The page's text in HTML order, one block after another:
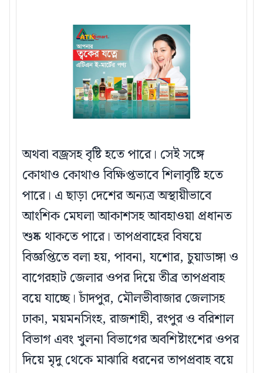
অথবা বজ্রসহ বৃষ্টি হতে পারে। সেই সঙ্গে
কোথাও কোথাও বিক্ষিপ্তভাবে শিলাবৃষ্টি হতে
পারে। এ ছাড়া দেশের অন্যত্র অস্থায়ীভাবে
আংশিক মেঘলা আকাশসহ আবহাওয়া প্রধানত
শুষ্ক থাকতে পারে। তাপপ্রবাহের বিষয়ে
বিজ্ঞপ্তিতে বলা হয়, পাবনা, যশোর, চুয়াডাঙ্গা ও
বাগেরহাট জেলার ওপর দিয়ে তীব্র তাপপ্রবাহ
বয়ে যাচ্ছে। চাঁদপুর, মৌলভীবাজার জেলাসহ
ঢাকা, ময়মনসিংহ, রাজশাহী, রংপুর ও বরিশাল
বিভাগ এবং খুলনা বিভাগের অবশিষ্টাংশের ওপর
দিয়ে মৃদু থেকে মাঝারি ধরনের তাপপ্রবাহ বয়ে